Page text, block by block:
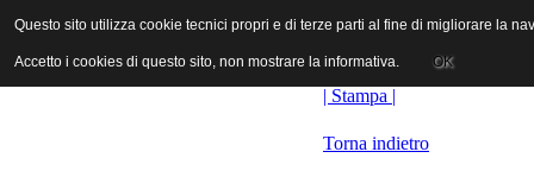
ANICA | Associazione Nazionale Industrie Cinematografiche
| Stampa |
Torna indietro
Questo sito utilizza cookie tecnici propri e di terze parti al fine di migliorare la
Accetto i cookies di questo sito, non mostrare la informativa. OK
Questo sito utilizza cookie tecnici propri e di terze parti al fine di migliorare la
Accetto i cookies di questo sito, non mostrare la informativa. OK